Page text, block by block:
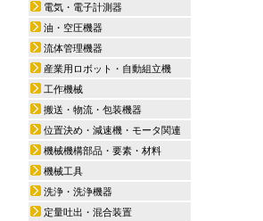
電気・電子計測器
油・空圧機器
流体管理機器
産業用ロボット・自動組立機
工作機械
搬送・物流・包装機器
位置決め・減速機・モータ関連
機械機構部品・要素・材料
機械工具
洗浄・洗浄機器
定量吐出・混合装置